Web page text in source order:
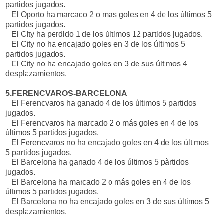
partidos jugados.
El Oporto ha marcado 2 o mas goles en 4 de los últimos 5
partidos jugados.
El City ha perdido 1 de los últimos 12 partidos jugados.
El City no ha encajado goles en 3 de los últimos 5
partidos jugados.
El City no ha encajado goles en 3 de sus últimos 4
desplazamientos.
5.FERENCVAROS-BARCELONA
El Ferencvaros ha ganado 4 de los últimos 5 partidos
jugados.
El Ferencvaros ha marcado 2 o más goles en 4 de los
últimos 5 partidos jugados.
El Ferencvaros no ha encajado goles en 4 de los últimos
5 partidos jugados.
El Barcelona ha ganado 4 de los últimos 5 pàrtidos
jugados.
El Barcelona ha marcado 2 o más goles en 4 de los
últimos 5 partidos jugados.
El Barcelona no ha encajado goles en 3 de sus últimos 5
desplazamientos.